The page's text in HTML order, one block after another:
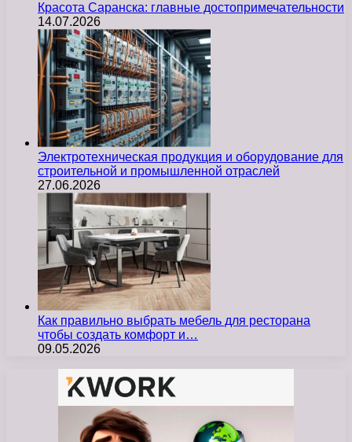
Красота Саранска: главные достопримечательности
14.07.2026
Электротехническая продукция и оборудование для
строительной и промышленной отраслей
27.06.2026
Как правильно выбрать мебель для ресторана
чтобы создать комфорт и…
09.05.2026